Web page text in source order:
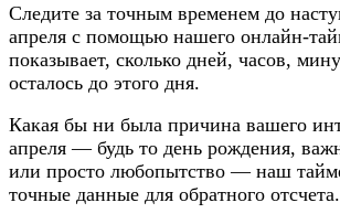
Следите за точным временем до
апреля с помощью нашего онлайн-
показывает, сколько дней, часов,
осталось до этого дня.
Какая бы ни была причина вашего
апреля — будь то день рождения,
или просто любопытство — наш
точные данные для обратного отсчета.